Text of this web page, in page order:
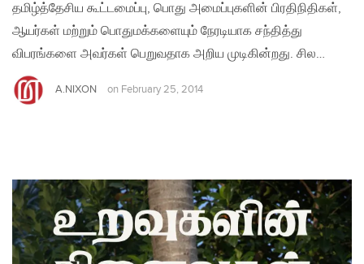
தமிழ்த்தேசிய கூட்டமைப்பு, பொது அமைப்புகளின் பிரதிநிதிகள்,
ஆயர்கள் மற்றும் பொதுமக்களையும் நேரடியாக சந்தித்து
விபரங்களை அவர்கள் பெறுவதாக அறிய முடிகின்றது. சில…
A.NIXON on February 25, 2014